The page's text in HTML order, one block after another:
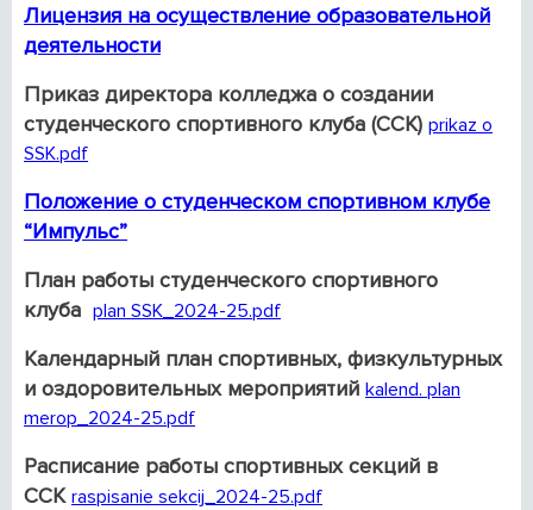
Лицензия на осуществление образовательной
деятельности
Приказ директора колледжа о создании
студенческого спортивного клуба (ССК) prikaz o
SSK.pdf
Положение о студенческом спортивном клубе
“Импульс”
План работы студенческого спортивного
клуба plan SSK_2024-25.pdf
Календарный план спортивных, физкультурных
и оздоровительных мероприятий kalend. plan
merop_2024-25.pdf
Расписание работы спортивных секций в
ССК raspisanie sekcij_2024-25.pdf